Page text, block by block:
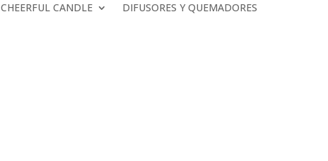
CHEERFUL CANDLE
DIFUSORES Y QUEMADORES